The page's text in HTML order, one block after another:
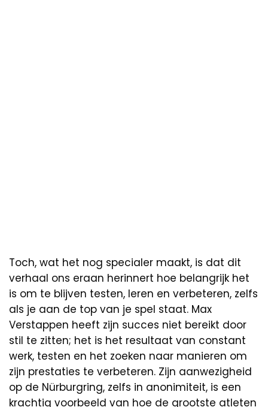
Toch, wat het nog specialer maakt, is dat dit
verhaal ons eraan herinnert hoe belangrijk het
is om te blijven testen, leren en verbeteren, zelfs
als je aan de top van je spel staat. Max
Verstappen heeft zijn succes niet bereikt door
stil te zitten; het is het resultaat van constant
werk, testen en het zoeken naar manieren om
zijn prestaties te verbeteren. Zijn aanwezigheid
op de Nürburgring, zelfs in anonimiteit, is een
krachtig voorbeeld van hoe de grootste atleten